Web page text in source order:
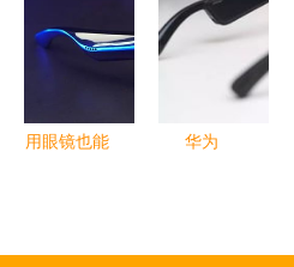
体验
健康，智能
穿戴新突破
用眼镜也能
华为